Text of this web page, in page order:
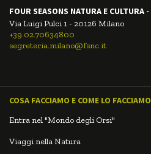
FOUR SEASONS NATURA E CULTURA
Via Luigi Pulci 1 - 20126 Milano
+39.02.70634800
segreteria.milano@fsnc.it
COSA FACCIAMO E COME LO FACCIAMO
Entra nel "Mondo degli Orsi"
Viaggi nella Natura